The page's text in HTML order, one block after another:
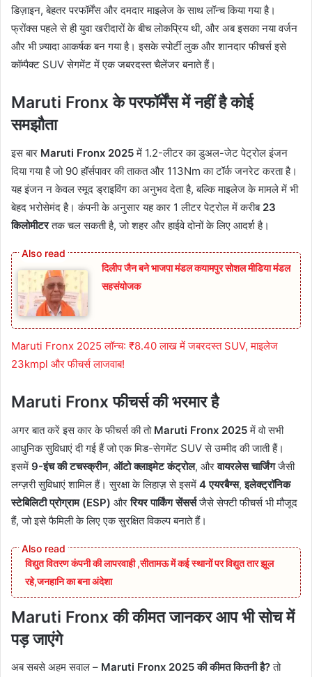
डिज़ाइन, बेहतर परफॉर्मेंस और दमदार माइलेज के साथ लॉन्च किया गया है।
फ्रोंक्स पहले से ही युवा खरीदारों के बीच लोकप्रिय थी, और अब इसका नया वर्जन
और भी ज़्यादा आकर्षक बन गया है। इसके स्पोर्टी लुक और शानदार फीचर्स इसे
कॉम्पैक्ट SUV सेगमेंट में एक जबरदस्त चैलेंजर बनाते हैं।
Maruti Fronx के परफॉर्मेंस में नहीं है कोई
समझौता
इस बार Maruti Fronx 2025में 1.2-लीटर का डुअल-जेट पेट्रोल इंजन
दिया गया है जो 90 हॉर्सपावर की ताकत और 113Nm का टॉर्क जनरेट करता है।
यह इंजन न केवल स्मूद ड्राइविंग का अनुभव देता है, बल्कि माइलेज के मामले में भी
बेहद भरोसेमंद है। कंपनी के अनुसार यह कार 1 लीटर पेट्रोल में करीब 23
किलोमीटरतक चल सकती है, जो शहर और हाईवे दोनों के लिए आदर्श है।
दिलीप जैन बने भाजपा मंडल कयामपुर सोशल मीडिया मंडल
सहसंयोजक
Maruti Fronx 2025 लॉन्च: ₹8.40 लाख में जबरदस्त SUV, माइलेज
23kmpl और फीचर्स लाजवाब!
Maruti Fronx फीचर्स की भरमार है
अगर बात करें इस कार के फीचर्स की तो Maruti Fronx 2025में वो सभी
आधुनिक सुविधाएं दी गई हैं जो एक मिड-सेगमेंट SUV से उम्मीद की जाती हैं।
इसमें 9-इंच की टचस्क्रीन, ऑटो क्लाइमेट कंट्रोल, औरवायरलेस चार्जिंगजैसी
लग्ज़री सुविधाएं शामिल हैं। सुरक्षा के लिहाज़ से इसमें 4 एयरबैग्स,इलेक्ट्रॉनिक
स्टेबिलिटी प्रोग्राम (ESP) औररियर पार्किंग सेंसर्सजैसे सेफ्टी फीचर्स भी मौजूद
हैं, जो इसे फैमिली के लिए एक सुरक्षित विकल्प बनाते हैं।
विद्युत वितरण कंपनी की लापरवाही ,सीतामऊ में कई स्थानों पर विद्युत तार झूल
रहे,जनहानि का बना अंदेशा
Maruti Fronx की कीमत जानकर आप भी सोच में
पड़ जाएंगे
अब सबसे अहम सवाल – Maruti Fronx 2025 की कीमत कितनी है?तो